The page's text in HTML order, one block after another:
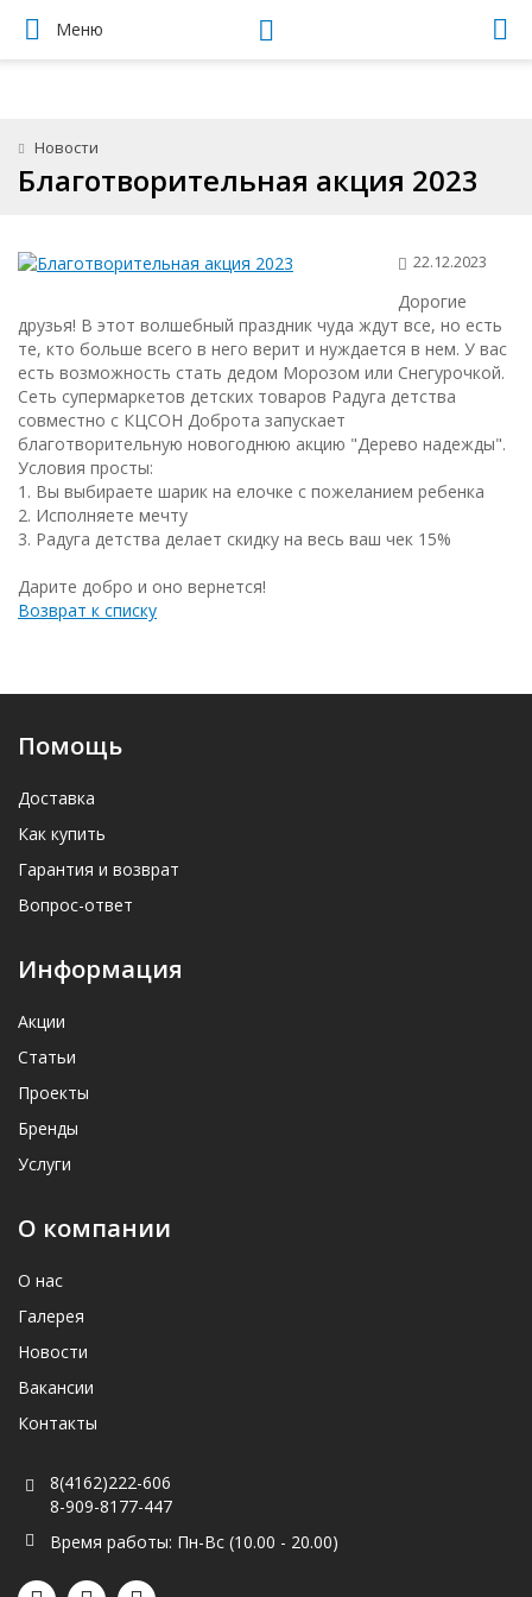
Меню
Новости
Благотворительная акция 2023
22.12.2023
Дорогие
друзья! В этот волшебный праздник чуда ждут все, но есть
те, кто больше всего в него верит и нуждается в нем. У вас
есть возможность стать дедом Морозом или Снегурочкой.
Сеть супермаркетов детских товаров Радуга детства
совместно с КЦСОН Доброта запускает
благотворительную новогоднюю акцию "Дерево надежды".
Условия просты:
1. Вы выбираете шарик на елочке с пожеланием ребенка
2. Исполняете мечту
3. Радуга детства делает скидку на весь ваш чек 15%
Дарите добро и оно вернется!
Возврат к списку
Помощь
Доставка
Как купить
Гарантия и возврат
Вопрос-ответ
Информация
Акции
Статьи
Проекты
Бренды
Услуги
О компании
О нас
Галерея
Новости
Вакансии
Контакты
8(4162)222-606
8-909-8177-447
Время работы: Пн-Вс (10.00 - 20.00)